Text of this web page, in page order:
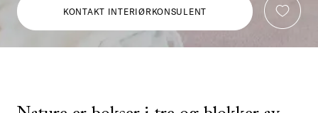
KONTAKT INTERIØRKONSULENT